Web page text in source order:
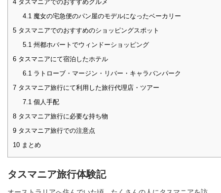
4 タスマニアでのおすすめグルメ
4.1 魔女の宅急便のパン屋のモデルになったベーカリー
5 タスマニアでのおすすめのショッピングスポット
5.1 州都ホバートでウィンドーショッピング
6 タスマニアにて宿泊したホテル
6.1 ラトローブ・マージン・リバー・キャラバンパーク
7 タスマニア旅行にて利用した旅行代理店・ツアー
7.1 個人手配
8 タスマニア旅行に必要な持ち物
9 タスマニア旅行での注意点
10 まとめ
タスマニア旅行体験記